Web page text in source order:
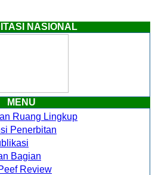
NASIONAL
MENU
Ruang Lingkup
Penerbitan
Bagian
Review